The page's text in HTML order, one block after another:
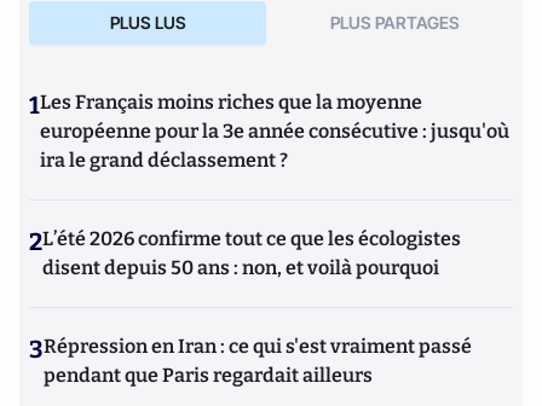
PLUS LUS PLUS PARTAGES
1Les Français moins riches que la moyenne
européenne pour la 3e année consécutive : jusqu'où
ira le grand déclassement ?
2L’été 2026 confirme tout ce que les écologistes
disent depuis 50 ans : non, et voilà pourquoi
3Répression en Iran : ce qui s'est vraiment passé
pendant que Paris regardait ailleurs